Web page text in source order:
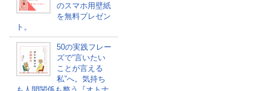
のスマホ用壁紙
を無料プレゼン
ト。
50の実践フレー
ズで“言いたい
ことが言える
私”へ。気持ち